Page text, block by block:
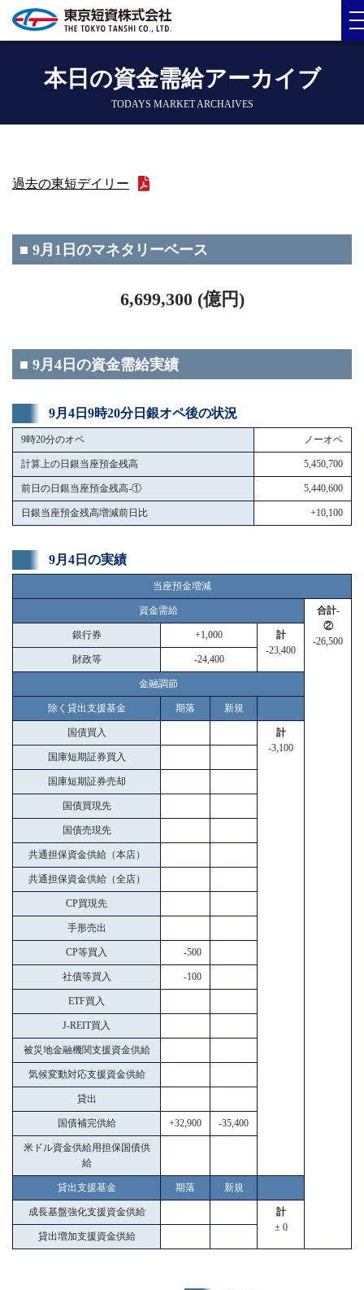
本日の資金需給アーカイブ
TODAYS MARKET ARCHAIVES
過去の東短デイリー
■ 9月1日のマネタリーベース
6,699,300 (億円)
■ 9月4日の資金需給実績
9月4日9時20分日銀オペ後の状況
9時20分のオペ ノーオペ
計算上の日銀当座預金残高 5,450,700
前日の日銀当座預金残高-① 5,440,600
日銀当座預金残高増減前日比 +10,100
9月4日の実績
当座預金増減
資金需給
合計-
②
-26,500
銀行券 +1,000
計
-23,400
財政等 -24,400
金融調節
除く貸出支援基金 期落 新規
国債買入
計
-3,100
国庫短期証券買入
国庫短期証券売却
国債買現先
国債売現先
共通担保資金供給（本店）
共通担保資金供給（全店）
CP買現先
手形売出
CP等買入 -500
社債等買入 -100
ETF買入
J-REIT買入
被災地金融機関支援資金供給
気候変動対応支援資金供給
貸出
国債補完供給 +32,900 -35,400
米ドル資金供給用担保国債供
給
貸出支援基金 期落 新規
成長基盤強化支援資金供給
計
± 0
貸出増加支援資金供給